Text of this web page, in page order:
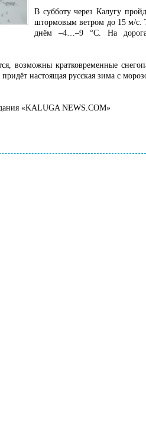
В субботу через Калугу
штормовым ветром до 15 м/с.
днём –4…–9 °C. На
возможны кратковременные
настоящая русская зима с
«KALUGA NEWS.COM»